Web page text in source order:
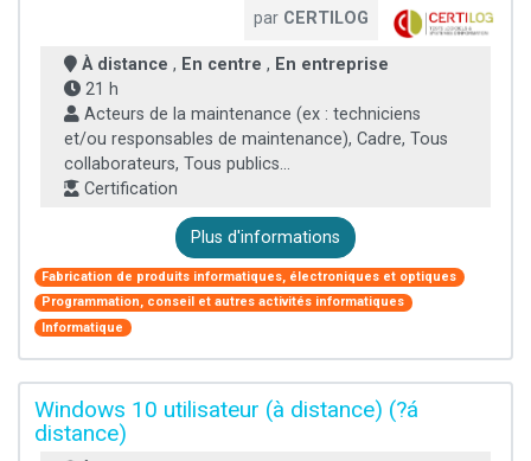
par CERTILOG
À distance , En centre , En entreprise
21 h
Acteurs de la maintenance (ex : techniciens
et/ou responsables de maintenance), Cadre, Tous
collaborateurs, Tous publics...
Certification
Plus d'informations
Fabrication de produits informatiques, électroniques et optiques
Programmation, conseil et autres activités informatiques
Informatique
Windows 10 utilisateur (à distance) (?á
distance)